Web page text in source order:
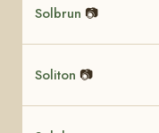
Solbrun 📷
Soliton 📷